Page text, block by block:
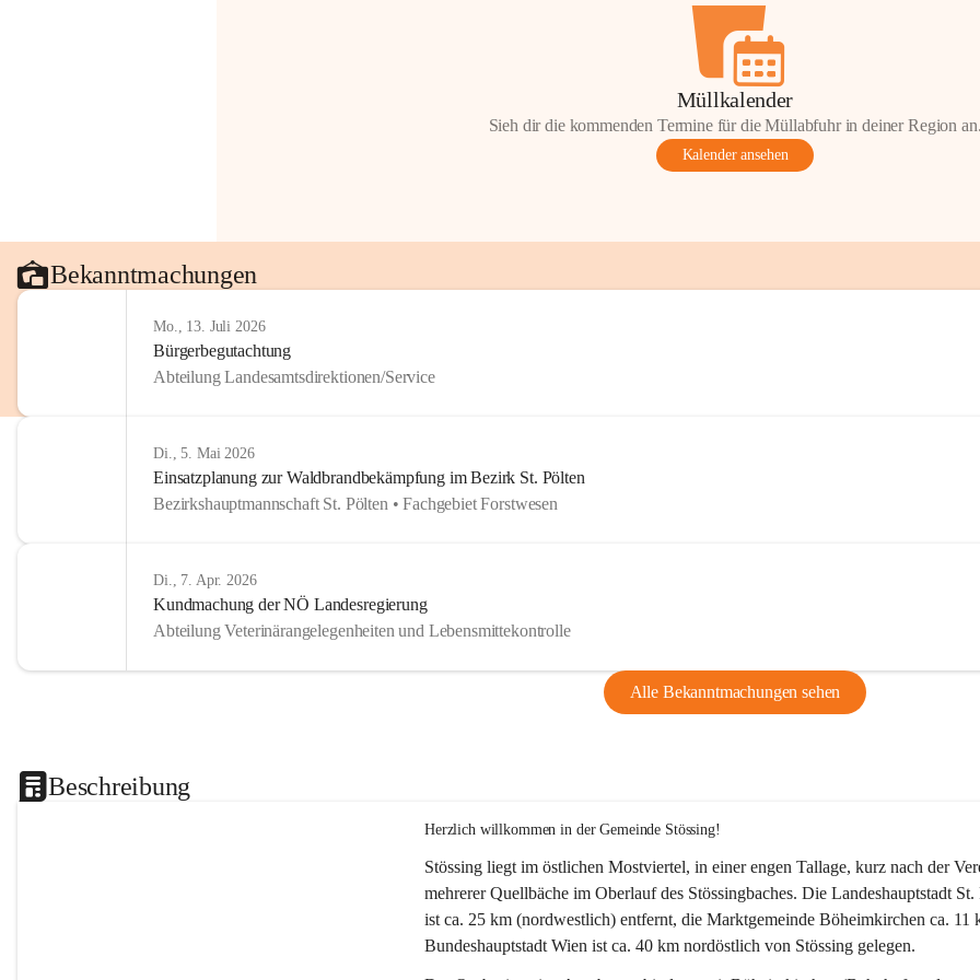
Müllkalender
Sieh dir die kommenden Termine für die Müllabfuhr in deiner Region
Kalender ansehen
Bekanntmachungen
Mo., 13. Juli 2026
Bürgerbegutachtung
Abteilung Landesamtsdirektionen/Service
Di., 5. Mai 2026
Einsatzplanung zur Waldbrandbekämpfung im Bezirk St. Pölten
Bezirkshauptmannschaft St. Pölten • Fachgebiet Forstwesen
Di., 7. Apr. 2026
Kundmachung der NÖ Landesregierung
Abteilung Veterinärangelegenheiten und Lebensmittekontrolle
Alle Bekanntmachungen sehen
Beschreibung
Herzlich willkommen in der Gemeinde Stössing!
Stössing liegt im östlichen Mostviertel, in einer engen Tallage, kurz nach der
mehrerer Quellbäche im Oberlauf des Stössingbaches. Die Landeshauptstadt
ist ca. 25 km (nordwestlich) entfernt, die Marktgemeinde Böheimkirchen ca.
Bundeshauptstadt Wien ist ca. 40 km nordöstlich von Stössing gelegen.